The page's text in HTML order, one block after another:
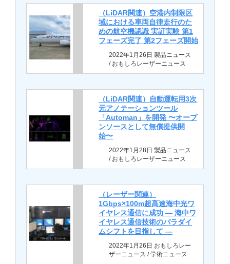
（LiDAR関連）空港内制限区
域における車両自律走行のた
めの航空機認識 実証実験 第1
フェーズ完了 第2フェーズ開始
2022年1月26日 製品ニュース
/ おもしろレーザーニュース
（LiDAR関連）自動運転用3次
元アノテーションツール
「Automan」を開発 〜オープ
ンソースとして無償提供開
始〜
2022年1月28日 製品ニュース
/ おもしろレーザーニュース
（レーザー関連）
1Gbps×100m超高速海中光ワ
イヤレス通信に成功 — 海中ワ
イヤレス通信技術のパラダイ
ムシフトを目指して —
2022年1月26日 おもしろレー
ザーニュース / 学術ニュース